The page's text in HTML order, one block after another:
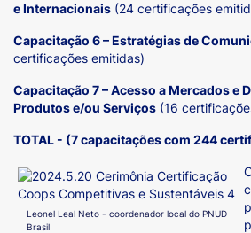
e Internacionais (24 certificações
Capacitação 6 – Estratégias de
certificações emitidas)
Capacitação 7 – Acesso a Mercados e
Produtos e/ou Serviços (16
TOTAL - (7 capacitações com 244
Leonel Leal Neto - coordenador local do PNUD
Brasil